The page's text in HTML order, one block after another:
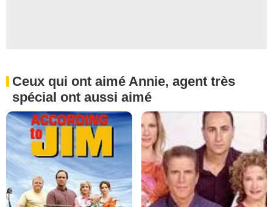
Ceux qui ont aimé Annie, agent très
spécial ont aussi aimé